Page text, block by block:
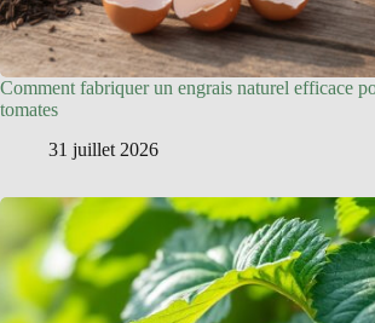
Comment fabriquer un engrais naturel efficace
tomates
31 juillet 2026